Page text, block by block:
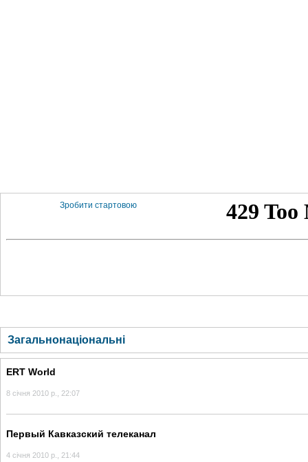
Зробити стартовою
Загальнонаціональні
ERT World
8 січня 2010 р., 22:07
Первый Кавказcкий телеканал
4 січня 2010 р., 21:44